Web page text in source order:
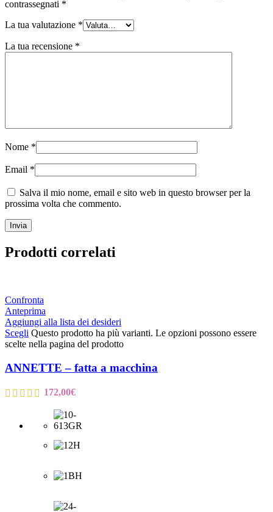
contrassegnati *
La tua valutazione *
La tua recensione *
Nome *
Email *
Salva il mio nome, email e sito web in questo browser per la
prossima volta che commento.
Prodotti correlati
Confronta
Anteprima
Aggiungi alla lista dei desideri
Scegli Questo prodotto ha più varianti. Le opzioni possono essere
scelte nella pagina del prodotto
ANNETTE – fatta a macchina
172,00€